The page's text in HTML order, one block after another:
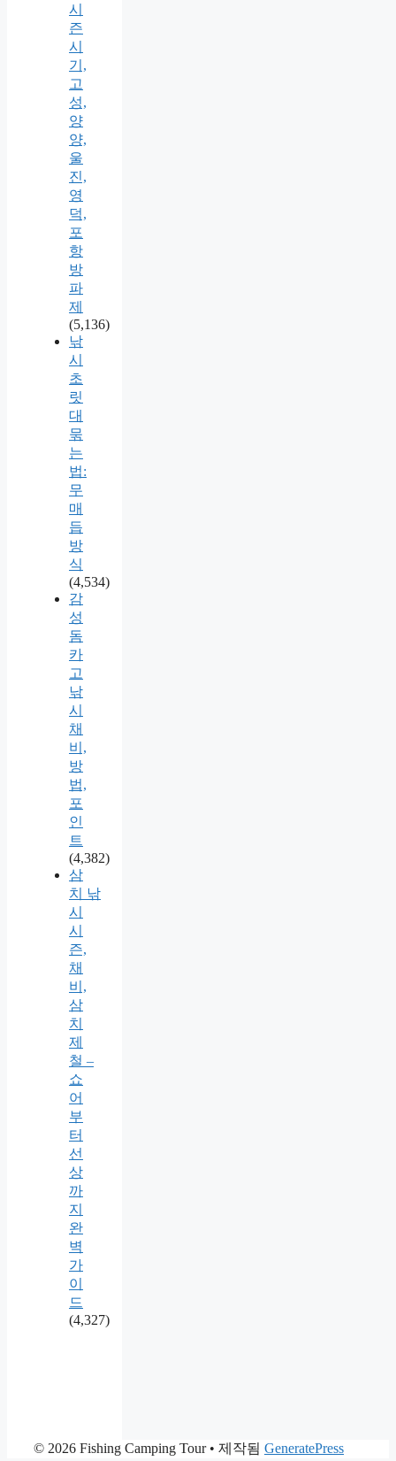
시
즌
시
기,
고
성,
양
양,
울
진,
영
덕,
포
항
방
파
제
(5,136)
낚
시
초
릿
대
묶
는
법:
무
매
듭
방
식
(4,534)
감
성
돔
카
고
낚
시
채
비,
방
법,
포
인
트
(4,382)
삼
치 낚
시
시
즌,
채
비,
삼
치
제
철 –
쇼
어
부
터
선
상
까
지
완
벽
가
이
드
(4,327)
© 2026 Fishing Camping Tour• 제작됨 GeneratePress